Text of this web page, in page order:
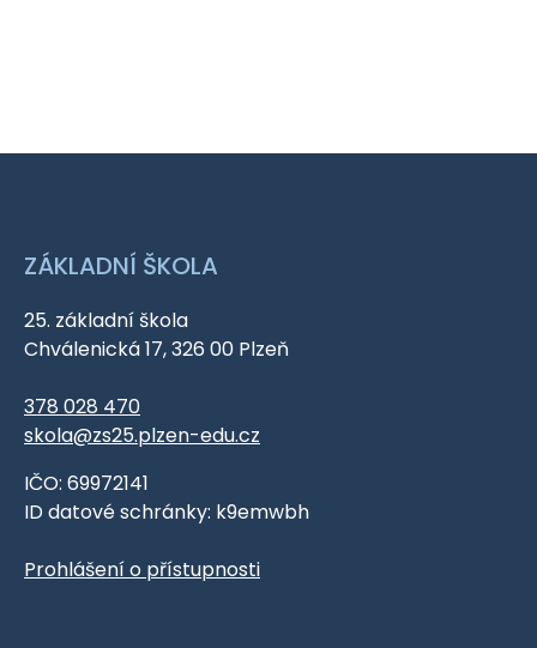
ZÁKLADNÍ ŠKOLA
25. základní škola
Chválenická 17, 326 00 Plzeň
378 028 470
skola@zs25.plzen-edu.cz
IČO: 69972141
ID datové schránky: k9emwbh
Prohlášení o přístupnosti